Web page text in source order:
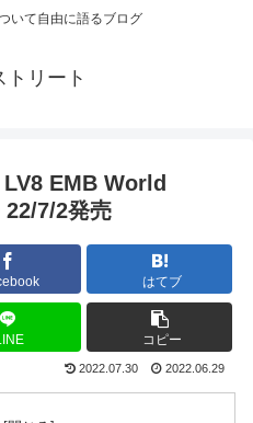
いて自由に語るブログ
トリート
EMB World
7/2発売
はてブ
コピー
2022.07.30 2022.06.29